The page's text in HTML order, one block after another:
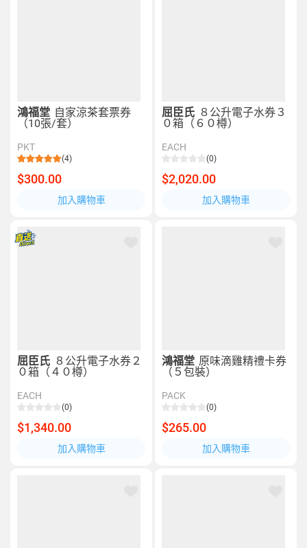
鴻福堂 自家涼茶套票券
（10張/套）
PKT
(4)
$300.00
加入購物車
屈臣氏 ８公升電子水券３
０箱（６０樽）
EACH
(0)
$2,020.00
加入購物車
屈臣氏 ８公升電子水券２
０箱（４０樽）
EACH
(0)
$1,340.00
加入購物車
鴻福堂 原味滴雞精禮卡券
（５包裝）
PACK
(0)
$265.00
加入購物車